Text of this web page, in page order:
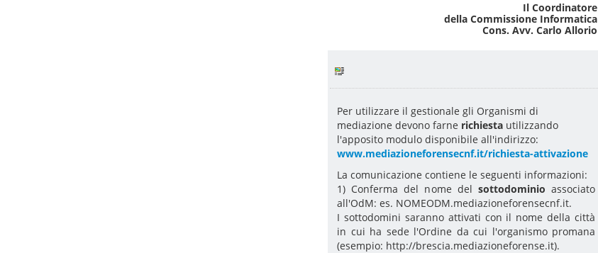
Il Coordinatore
della Commissione Informatica
Cons. Avv. Carlo Allorio
Per utilizzare il gestionale gli Organismi di
mediazione devono farne richiesta utilizzando
l'apposito modulo disponibile all'indirizzo:
www.mediazioneforensecnf.it/richiesta-attivazione
La comunicazione contiene le seguenti informazioni:
1) Conferma del nome del sottodominioassociato
all'OdM: es. NOMEODM.mediazioneforensecnf.it.
I sottodomini saranno attivati con il nome della città
in cui ha sede l'Ordine da cui l'organismo promana
(esempio: http://brescia.mediazioneforense.it).